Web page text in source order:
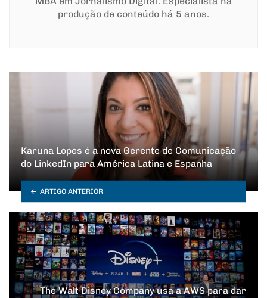
produção de conteúdo há 5 anos.
Karuna Lopes é a nova Gerente de Comunicação
do LinkedIn para América Latina e Espanha
ARTIGO ANTERIOR
The Walt Disney Company usa a AWS para dar